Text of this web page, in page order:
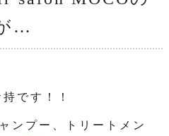
…
です！！
ンプー、トリートメン